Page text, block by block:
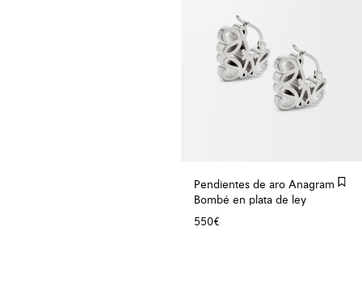
Pendientes de aro Anagram
Bombé en plata de ley
550€